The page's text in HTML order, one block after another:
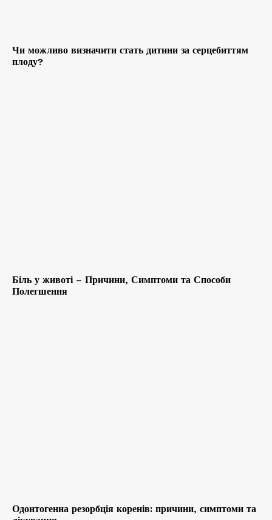
Чи можливо визначити стать дитини за серцебиттям
плоду?
Біль у животі – Причини, Симптоми та Способи
Полегшення
Одонтогенна резорбція коренів: причини, симптоми та